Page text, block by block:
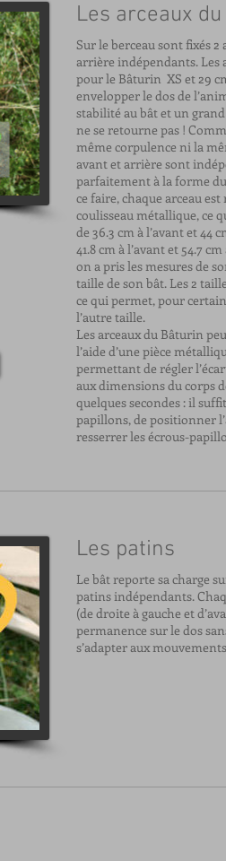
Les arceaux
Sur le berceau sont fixés 2
arrière indépendants. Les
pour le Bâturin XS et 29
envelopper le dos de
stabilité au bât et un
ne se retourne pas !
même corpulence ni la
avant et arrière sont
parfaitement à la forme
ce faire, chaque arceau
coulisseau métallique, ce
de 36.3 cm à l’avant et 44
41.8 cm à l’avant et 54.7
on a pris les mesures de
taille de son bât. Les 2
ce qui permet, pour
l’autre taille.
Les arceaux du Bâturin
l’aide d’une pièce
permettant de régler
aux dimensions du corps
quelques secondes : il
papillons, de positionner
resserrer les écrous-
Les patins
Le bât reporte sa charge
patins indépendants.
(de droite à gauche et
permanence sur le dos
s’adapter aux